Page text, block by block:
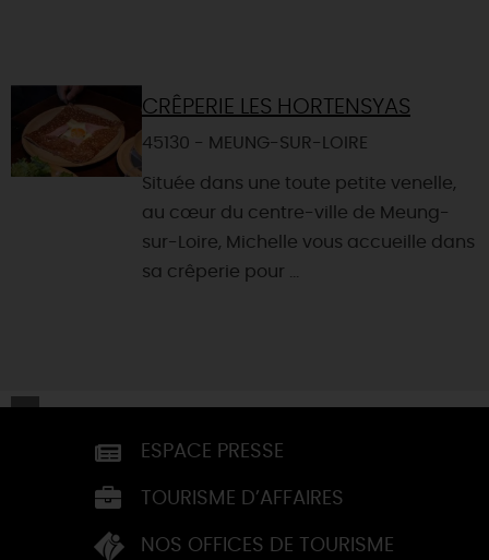
CRÊPERIE LES HORTENSYAS
45130 - MEUNG-SUR-LOIRE
Située dans une toute petite venelle,
au cœur du centre-ville de Meung-
sur-Loire, Michelle vous accueille dans
sa crêperie pour ...
ESPACE PRESSE
TOURISME D’AFFAIRES
NOS OFFICES DE TOURISME